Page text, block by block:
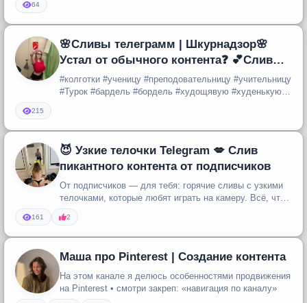
64
🌸Сливы телеграмм | Шкурнадзор🌸
Устал от обычного контента❓ 💕Сливы
шкур | Вписка телеграмм | Слив бло
#колготки #ученицу #преподовательницу #учительницу
#Турок #бардель #бордель #худощявую #худенькую
215
😈 Узкие телочки Telegram 💋 Слив
пикантного контента от подписчиков
От подписчиков — для тебя: горячие сливы с узкими
телочками, которые любят играть на камеру. Всё, что
попадает в приватн...
161 2
Маша про Pinterest | Создание контента
На этом канале я делюсь особенностями продвижения
на Pinterest • смотри закреп: «навигация по каналу»